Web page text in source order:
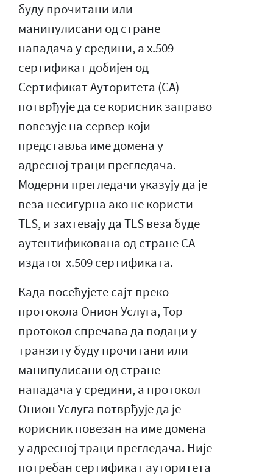
буду прочитани или
манипулисани од стране
нападача у средини, а x.509
сертификат добијен од
Сертификат Ауторитета (CA)
потврђује да се корисник заправо
повезује на сервер који
представља име домена у
адресној траци прегледача.
Модерни прегледачи указују да је
веза несигурна ако не користи
TLS, и захтевају да TLS веза буде
аутентификована од стране CA-
издатог x.509 сертификата.
Када посећујете сајт преко
протокола Онион Услуга, Тор
протокол спречава да подаци у
транзиту буду прочитани или
манипулисани од стране
нападача у средини, а протокол
Онион Услуга потврђује да је
корисник повезан на име домена
у адресној траци прегледача. Није
потребан сертификат ауторитета